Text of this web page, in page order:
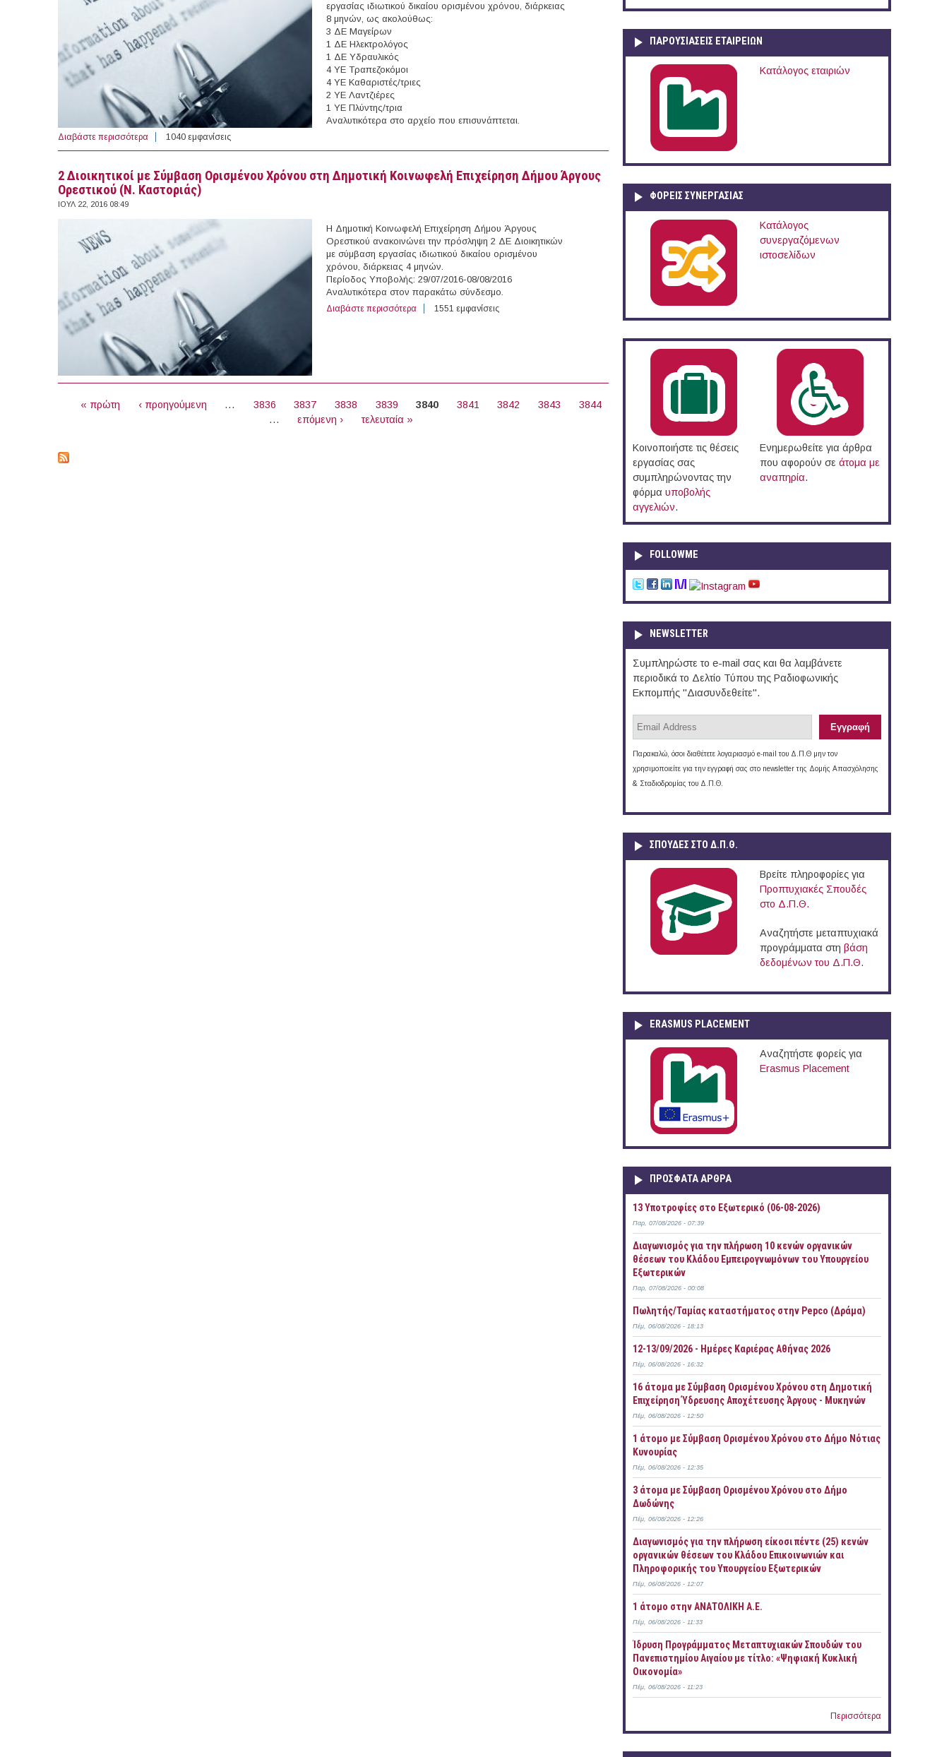
εργασίας ιδιωτικού δικαίου ορισμένου χρόνου, διάρκειας
8 μηνών, ως ακολούθως:
3 ΔΕ Μαγείρων
1 ΔΕ Ηλεκτρολόγος
1 ΔΕ Υδραυλικός
4 ΥΕ Τραπεζοκόμοι
4 ΥΕ Καθαριστές/τριες
2 ΥΕ Λαντζιέρες
1 ΥΕ Πλύντης/τρια
Αναλυτικότερα στο αρχείο που επισυνάπτεται.
Διαβάστε περισσότερα για 16 άτομα με Σύμβαση Ορισμένου Χρόνου στη Σχολή Αξιωματικών Ελληνικής Αστυνομίας
1040 εμφανίσεις
2 Διοικητικοί με Σύμβαση Ορισμένου Χρόνου στη Δημοτική Κοινωφελή Επιχείρηση Δήμου Άργους
Ορεστικού (Ν. Καστοριάς)
ΙΟΥΛ 22, 2016 08:49
Η Δημοτική Κοινωφελή Επιχείρηση Δήμου Άργους
Ορεστικού ανακοινώνει την πρόσληψη 2 ΔΕ Διοικητικών
με σύμβαση εργασίας ιδιωτικού δικαίου ορισμένου
χρόνου, διάρκειας 4 μηνών.
Περίοδος Υποβολής: 29/07/2016-08/08/2016
Αναλυτικότερα στον παρακάτω σύνδεσμο.
Διαβάστε περισσότερα για 2 Διοικητικοί με Σύμβαση Ορισμένου Χρόνου στη Δημοτική Κοινωφελή Επιχείρηση Δήμου Άργους Ορεστικού (Ν. Καστοριάς)
1551 εμφανίσεις
« πρώτη ‹ προηγούμενη … 3836 3837 3838 3839 3840 3841 3842 3843
3844
…
επόμενη › τελευταία »
ΠΑΡΟΥΣΙΆΣΕΙΣ ΕΤΑΙΡΕΙΏΝ
Κατάλογος εταιριών
ΦΟΡΕΙΣ ΣΥΝΕΡΓΑΣΙΑΣ
Κατάλογος
συνεργαζόμενων
ιστοσελίδων
Κοινοποιήστε τις θέσεις
εργασίας σας
συμπληρώνοντας την
φόρμα υποβολής
αγγελιών.
Ενημερωθείτε για άρθρα
που αφορούν σε άτομα με
αναπηρία.
FOLLOWME
NEWSLETTER
Συμπληρώστε το e-mail σας και θα λαμβάνετε
περιοδικά το Δελτίο Τύπου της Ραδιοφωνικής
Εκπομπής "Διασυνδεθείτε".
Παρακαλώ, όσοι διαθέτετε λογαριασμό e-mail του Δ.Π.Θ μην τον
χρησιμοποιείτε για την εγγραφή σας στο newsletter της Δομής Απασχόλησης
& Σταδιοδρομίας του Δ.Π.Θ.
ΣΠΟΥΔΈΣ ΣΤΟ Δ.Π.Θ.
Βρείτε πληροφορίες για
Προπτυχιακές Σπουδές
στο Δ.Π.Θ.
Αναζητήστε μεταπτυχιακά
προγράμματα στη βάση
δεδομένων του Δ.Π.Θ.
ERASMUS PLACEMENT
Αναζητήστε φορείς για
Erasmus Placement
ΠΡOΣΦΑΤΑ AΡΘΡΑ
13 Υποτροφίες στο Εξωτερικό (06-08-2026)
Παρ, 07/08/2026 - 07:39
Διαγωνισμός για την πλήρωση 10 κενών οργανικών
θέσεων του Κλάδου Εμπειρογνωμόνων του Υπουργείου
Εξωτερικών
Παρ, 07/08/2026 - 00:08
Πωλητής/Ταμίας καταστήματος στην Pepco (Δράμα)
Πέμ, 06/08/2026 - 18:13
12-13/09/2026 - Ημέρες Καριέρας Αθήνας 2026
Πέμ, 06/08/2026 - 16:32
16 άτομα με Σύμβαση Ορισμένου Χρόνου στη Δημοτική
Επιχείρηση Ύδρευσης Αποχέτευσης Άργους - Μυκηνών
Πέμ, 06/08/2026 - 12:50
1 άτομο με Σύμβαση Ορισμένου Χρόνου στο Δήμο Νότιας
Κυνουρίας
Πέμ, 06/08/2026 - 12:35
3 άτομα με Σύμβαση Ορισμένου Χρόνου στο Δήμο
Δωδώνης
Πέμ, 06/08/2026 - 12:26
Διαγωνισμός για την πλήρωση είκοσι πέντε (25) κενών
οργανικών θέσεων του Κλάδου Επικοινωνιών και
Πληροφορικής του Υπουργείου Εξωτερικών
Πέμ, 06/08/2026 - 12:07
1 άτομο στην ΑΝΑΤΟΛΙΚΗ Α.Ε.
Πέμ, 06/08/2026 - 11:33
Ίδρυση Προγράμματος Μεταπτυχιακών Σπουδών του
Πανεπιστημίου Αιγαίου με τίτλο: «Ψηφιακή Κυκλική
Οικονομία»
Πέμ, 06/08/2026 - 11:23
Περισσότερα